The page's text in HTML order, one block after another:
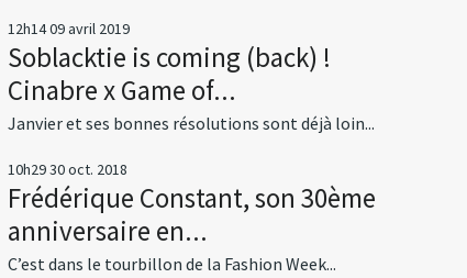
12h1409avril 2019
Soblacktie is coming (back) !
Cinabre x Game of...
Janvier et ses bonnes résolutions sont déjà loin...
10h2930oct. 2018
Frédérique Constant, son 30ème
anniversaire en...
C’est dans le tourbillon de la Fashion Week...